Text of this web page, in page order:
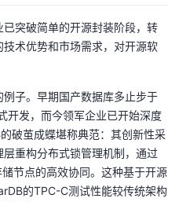
突破简单的开源封装阶段，转
术优势和市场需求，对开源软
子。早期国产数据库多止步于
开发，而今领军企业已开始深度
破茧成蝶堪称典范：其创新性采
重构分布式锁管理机制，通过
节点的高效协同。这种基于开源
的TPC-C测试性能较传统架构